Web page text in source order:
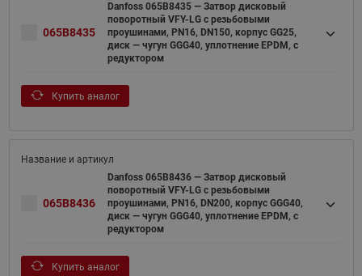
065B8435
Danfoss 065B8435 — Затвор дисковый
поворотный VFY-LG с резьбовыми
проушинами, PN16, DN150, корпус GG25,
диск — чугун GGG40, уплотнение EPDM, с
редуктором
Купить аналог
065B8436
Danfoss 065B8436 — Затвор дисковый
поворотный VFY-LG с резьбовыми
проушинами, PN16, DN200, корпус GGG40,
диск — чугун GGG40, уплотнение EPDM, с
редуктором
Купить аналог